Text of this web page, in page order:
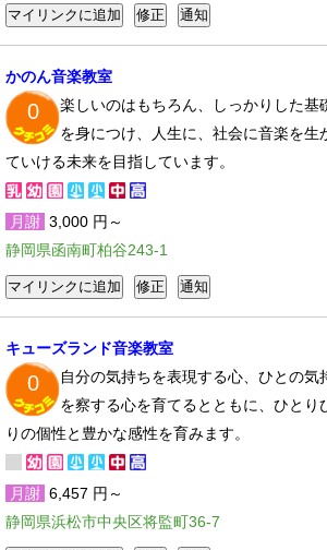
かのん音楽教室
0
楽しいのはもちろん、しっかりした基
を身につけ、人生に、社会に音楽を生
ていける未来を目指しています。
月謝 3,000 円～
静岡県函南町柏谷243-1
キューズランド音楽教室
0
自分の気持ちを表現する心、ひとの気
を察する心を育てるとともに、ひとり
りの個性と豊かな感性を育みます。
月謝 6,457 円～
静岡県浜松市中央区将監町36-7